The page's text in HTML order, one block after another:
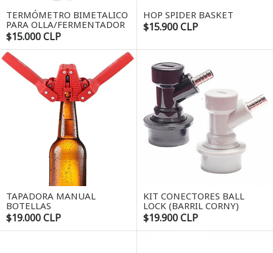
TERMÓMETRO BIMETALICO
PARA OLLA/FERMENTADOR
$15.000 CLP
HOP SPIDER BASKET
$15.900 CLP
TAPADORA MANUAL
BOTELLAS
$19.000 CLP
KIT CONECTORES BALL
LOCK (BARRIL CORNY)
$19.900 CLP